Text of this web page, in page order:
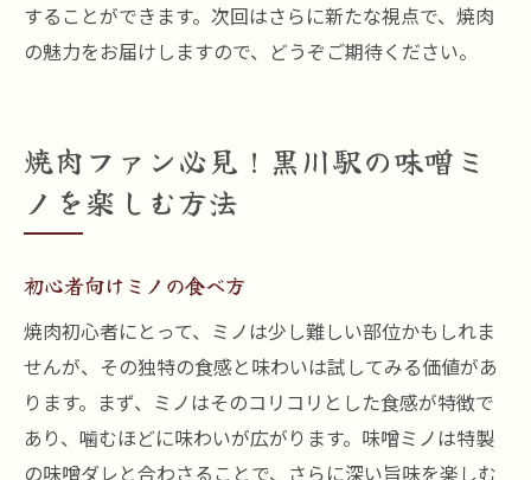
することができます。次回はさらに新たな視点で、焼肉
の魅力をお届けしますので、どうぞご期待ください。
焼肉ファン必見！黒川駅の味噌ミ
ノを楽しむ方法
初心者向けミノの食べ方
焼肉初心者にとって、ミノは少し難しい部位かもしれま
せんが、その独特の食感と味わいは試してみる価値があ
ります。まず、ミノはそのコリコリとした食感が特徴で
あり、噛むほどに味わいが広がります。味噌ミノは特製
の味噌ダレと合わさることで、さらに深い旨味を楽しむ